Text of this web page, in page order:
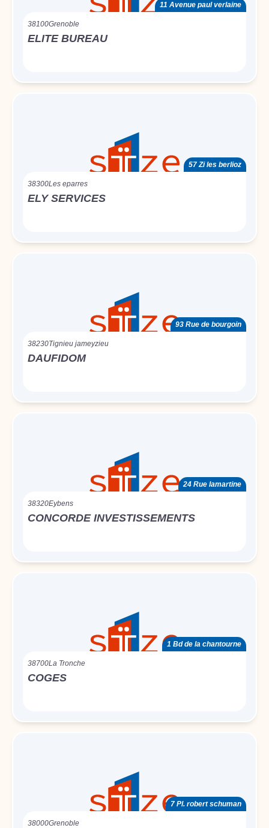
11 Avenue paul verlaine
38100Grenoble
ELITE BUREAU
57 Zi les berlioz
38300Les eparres
ELY SERVICES
93 Rue de bourgoin
38230Tignieu jameyzieu
DAUFIDOM
24 Rue lamartine
38320Eybens
CONCORDE INVESTISSEMENTS
1 Bd de la chantourne
38700La Tronche
COGES
7 Pl. robert schuman
38000Grenoble